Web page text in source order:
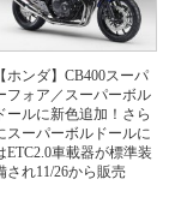
【ホンダ】CB400スーパ
フォア／スーパーボル
ールに新色追加！さら
スーパーボルドールに
ETC2.0車載器が標準装
され11/26から販売